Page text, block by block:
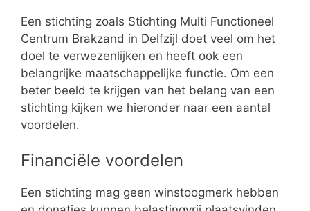
Een stichting zoals Stichting Multi Functioneel
Centrum Brakzand in Delfzijl doet veel om het
doel te verwezenlijken en heeft ook een
belangrijke maatschappelijke functie. Om een
beter beeld te krijgen van het belang van een
stichting kijken we hieronder naar een aantal
voordelen.
Financiële voordelen
Een stichting mag geen winstoogmerk hebben